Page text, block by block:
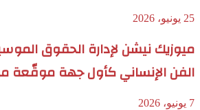
25 يونيو، 2026
ميوزيك نيشن لإدارة الحقوق
الفن الإنساني كأول جهة موقّعة
7 يونيو، 2026